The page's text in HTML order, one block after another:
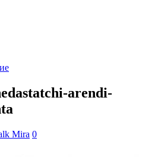
arendi-
Mira 0